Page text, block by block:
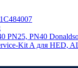
PN25, PN40
Kit A для HED,